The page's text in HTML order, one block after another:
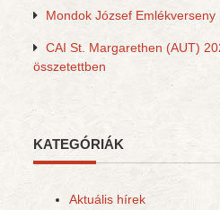
Mondok József Emlékverseny
CAI St. Margarethen (AUT)
összetettben
KATEGÓRIÁK
Aktuális hírek